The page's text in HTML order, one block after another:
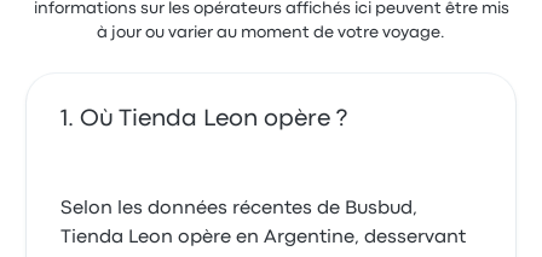
informations sur les opérateurs affichés ici peuvent être mis
à jour ou varier au moment de votre voyage.
Où Tienda Leon opère ?
Selon les données récentes de Busbud,
Tienda Leon opère en Argentine, desservant